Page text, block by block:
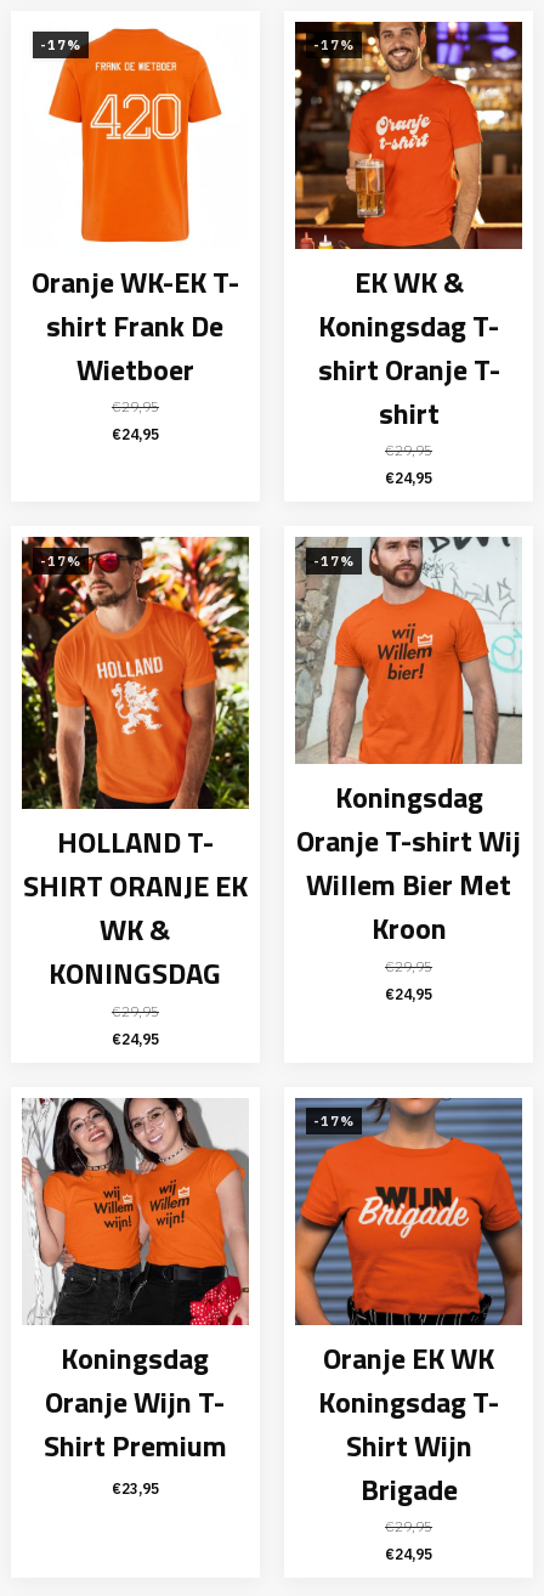
was:
€29,95.
is:
€24,95.
-17%
Oranje WK-EK T-
shirt Frank De
Wietboer
€29,95
Oorspronkelijke
€24,95Huidige
-17%
EK WK &
Koningsdag T-
shirt Oranje T-
shirt
€29,95
Oorspronkelijke
was:
€29,95.
€24,95Huidige
is:
€24,95.
-17%
HOLLAND T-
SHIRT ORANJE EK
WK &
KONINGSDAG
€29,95
Oorspronkelijke
was:
€29,95.
€24,95Huidige
is:
€24,95.
-17%
Koningsdag
Oranje T-shirt Wij
Willem Bier Met
Kroon
€29,95
Oorspronkelijke
€24,95Huidige
Koningsdag
Oranje Wijn T-
Shirt Premium
€23,95
-17%
Oranje EK WK
Koningsdag T-
Shirt Wijn
Brigade
€29,95
Oorspronkelijke
€24,95Huidige